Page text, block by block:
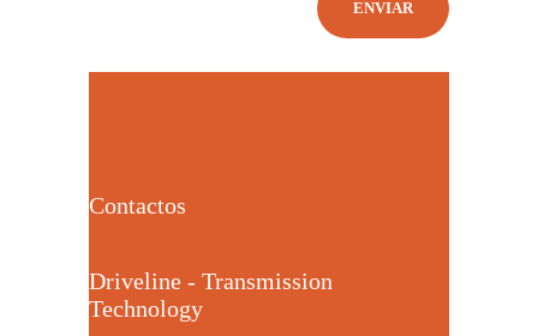
Contactos
Driveline - Transmission
Technology